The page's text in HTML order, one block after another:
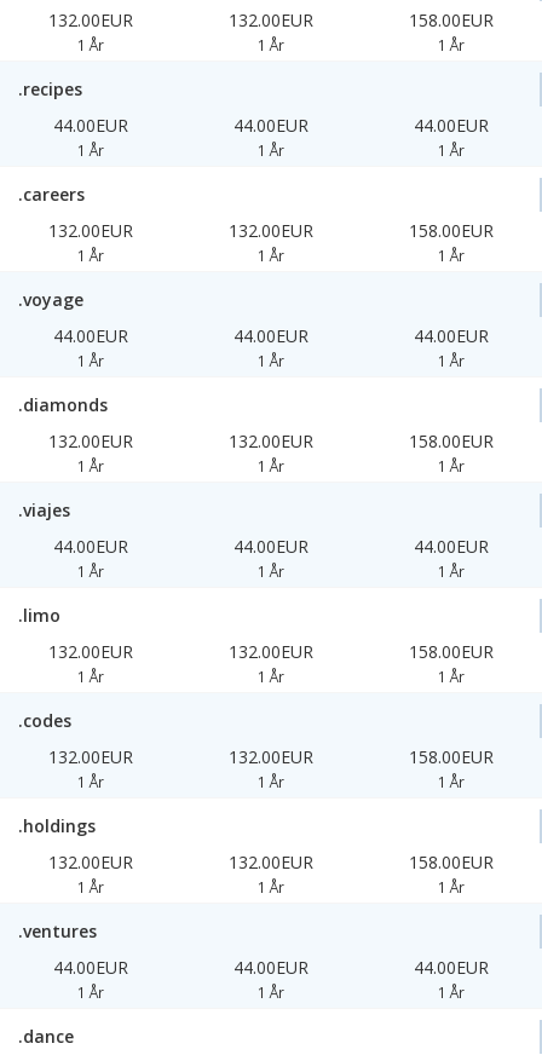
132.00EUR
1 År
132.00EUR
1 År
158.00EUR
1 År
.recipes
44.00EUR
1 År
44.00EUR
1 År
44.00EUR
1 År
.careers
132.00EUR
1 År
132.00EUR
1 År
158.00EUR
1 År
.voyage
44.00EUR
1 År
44.00EUR
1 År
44.00EUR
1 År
.diamonds
132.00EUR
1 År
132.00EUR
1 År
158.00EUR
1 År
.viajes
44.00EUR
1 År
44.00EUR
1 År
44.00EUR
1 År
.limo
132.00EUR
1 År
132.00EUR
1 År
158.00EUR
1 År
.codes
132.00EUR
1 År
132.00EUR
1 År
158.00EUR
1 År
.holdings
132.00EUR
1 År
132.00EUR
1 År
158.00EUR
1 År
.ventures
44.00EUR
1 År
44.00EUR
1 År
44.00EUR
1 År
.dance